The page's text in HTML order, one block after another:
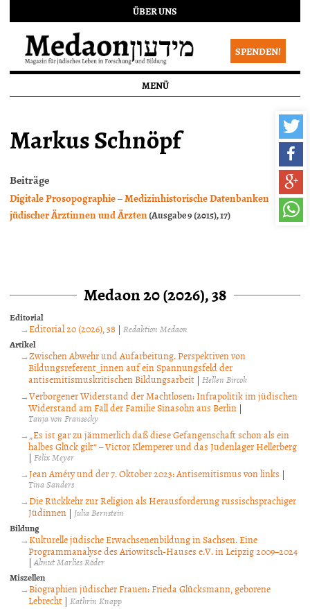
ÜBER UNS
SPENDEN!
MENÜ
Markus Schnöpf
Beiträge
Digitale Prosopographie – Medizinhistorische Datenbanken
jüdischer Ärztinnen und Ärzten(Ausgabe 9 (2015), 17)
Medaon 20 (2026), 38
Editorial
Editorial 20 (2026), 38 |Redaktion Medaon
Artikel
Zwischen Abwehr und Aufarbeitung. Perspektiven von
Bildungsreferent_innen auf ein Spannungsfeld der
antisemitismuskritischen Bildungsarbeit | Hellen Bircok
Verborgener Widerstand der Machtlosen: Infrapolitik im jüdischen
Widerstand am Fall der Familie Sinasohn aus Berlin |
Tanja von Fransecky
„Es ist gar zu jämmerlich daß diese Gefangenschaft schon als ein
halbes Glück gilt“ – Victor Klemperer und das Judenlager Hellerberg
| Felix Meyer
Jean Améry und der 7. Oktober 2023: Antisemitismus von links |
Tina Sanders
Die Rückkehr zur Religion als Herausforderung russischsprachiger
Jüdinnen | Julia Bernstein
Bildung
Kulturelle jüdische Erwachsenenbildung in Sachsen. Eine
Programmanalyse des Ariowitsch-Hauses e.V. in Leipzig 2009–2024
|Almut Marlies Röder
Miszellen
Biographien jüdischer Frauen: Frieda Glücksmann, geborene
Lebrecht | Kathrin Knapp